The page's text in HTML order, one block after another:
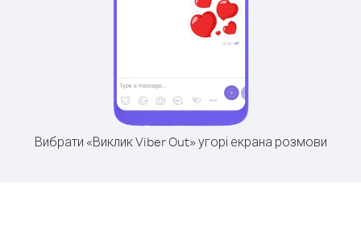
Вибрати «Виклик Viber Out» угорі екрана розмови